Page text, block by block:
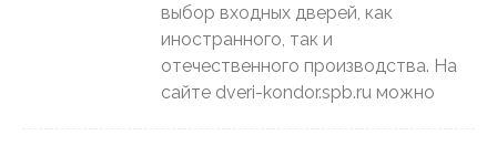
выбор входных дверей, как
иностранного, так и
отечественного производства. На
сайте dveri-kondor.spb.ru можно